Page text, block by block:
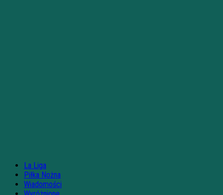
La Liga
Piłka Nożna
Wiadomości